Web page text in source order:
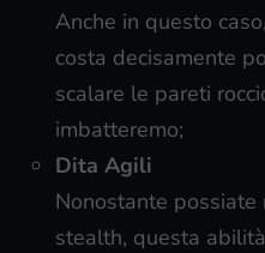
Anche in questo
costa decisamente
scalare le pareti
imbatteremo;
Dita Agili
Nonostante possiate
stealth, questa